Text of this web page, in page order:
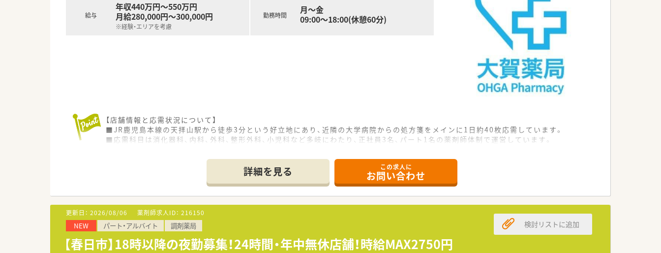
給与
年収440万円～550万円
月給280,000円～300,000円
※経験・エリアを考慮
勤務時間
月～金
09:00～18:00(休憩60分)
【店舗情報と応需状況について】
■JR鹿児島本線の天拝山駅から徒歩3分という好立地にあり、近隣の大学病院からの処方箋をメインに1日約40枚応需しています。
■応需科目は消化器科、内科、外科、整形外科、小児科など多岐にわたり、正社員3名、パート1名の薬剤師体制で運営しています。
■福岡県を中心に九州最大手の規模となる116店舗を展開しており、地域医療を支えるリーディングカンパニーとして成長中です。
■病院門前から医療モール型まで多様な店舗形態を持っており、薬剤師として幅広い経験を積みながら専門性を高めることが可能です。
■全社員が残業ゼロで働ける環境を目指しており、最新の調剤機器やアプリの導入によって現場の業務効率化を強力に推進しています。
【こんな取り組みをしています】
■最新の処方箋送信アプリを導入することで、患者様の待ち時間を短縮すると同時に、薬剤師の事務作業の負担軽減を実現しています。
■全店舗で薬歴情報をオンライン共有しており、患者様がどこの店舗を利用しても正確な重複チェックができる体制を整えています。
詳細を見る この求人に
お問い合わせ
更新日： 2026/08/06 薬剤師求人ID： 216150
NEW パート・アルバイト 調剤薬局
【春日市】18時以降の夜勤募集！24時間・年中無休店舗！時給MAX2750円
検討リストに追加